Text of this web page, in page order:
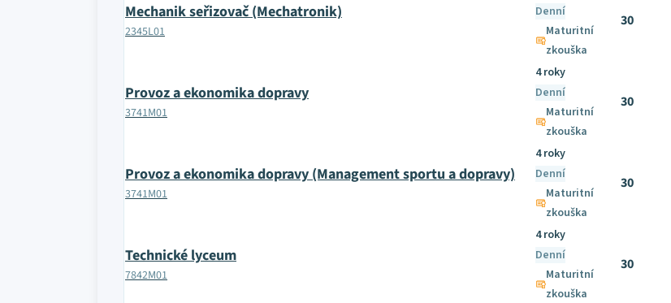
Mechanik seřizovač (Mechatronik)
2345L01
Denní
Maturitní
zkouška
30
Provoz a ekonomika dopravy
3741M01
4 roky
Denní
Maturitní
zkouška
30
Provoz a ekonomika dopravy (Management sportu a dopravy)
3741M01
4 roky
Denní
Maturitní
zkouška
30
Technické lyceum
7842M01
4 roky
Denní
Maturitní
zkouška
30